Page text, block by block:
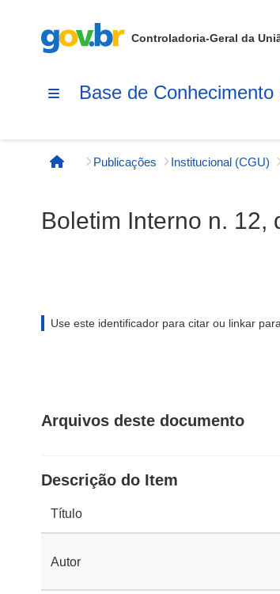
Controladoria-Geral da
Base de Conhecimento
Página inicial
Publicações Institucional (CGU)
Boletim Interno n. 12,
Use este identificador para citar ou linkar
Arquivos deste documento
Descrição do Item
Título
Autor